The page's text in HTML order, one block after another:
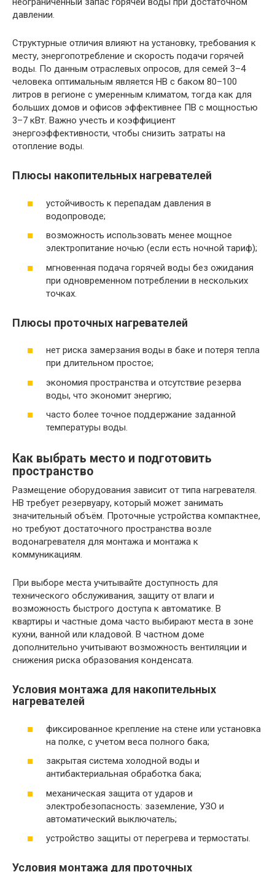
давлении.
Структурные отличия влияют на установку, требования к
месту, энергопотребление и скорость подачи горячей
воды. По данным отраслевых опросов, для семей 3–4
человека оптимальным является НВ с баком 80–100
литров в регионе с умеренным климатом, тогда как для
больших домов и офисов эффективнее ПВ с мощностью
3–7 кВт. Важно учесть и коэффициент
энергоэффективности, чтобы снизить затраты на
отопление воды.
Плюсы накопительных нагревателей
устойчивость к перепадам давления в
водопроводе;
возможность использовать менее мощное
электропитание ночью (если есть ночной тариф);
мгновенная подача горячей воды без ожидания
при одновременном потреблении в нескольких
точках.
Плюсы проточных нагревателей
нет риска замерзания воды в баке и потеря тепла
при длительном простое;
экономия пространства и отсутствие резерва
воды, что экономит энергию;
часто более точное поддержание заданной
температуры воды.
Как выбрать место и подготовить
пространство
Размещение оборудования зависит от типа нагревателя.
НВ требует резервуару, который может занимать
значительный объём. Проточные устройства компактнее,
но требуют достаточного пространства возле
водонагревателя для монтажа и монтажа к
коммуникациям.
При выборе места учитывайте доступность для
технического обслуживания, защиту от влаги и
возможность быстрого доступа к автоматике. В
квартиры и частные дома часто выбирают места в зоне
кухни, ванной или кладовой. В частном доме
дополнительно учитывают возможность вентиляции и
снижения риска образования конденсата.
Условия монтажа для накопительных
нагревателей
фиксированное крепление на стене или установка
на полке, с учетом веса полного бака;
закрытая система холодной воды и
антибактериальная обработка бака;
механическая защита от ударов и
электробезопасность: заземление, УЗО и
автоматический выключатель;
устройство защиты от перегрева и термостаты.
Условия монтажа для проточных